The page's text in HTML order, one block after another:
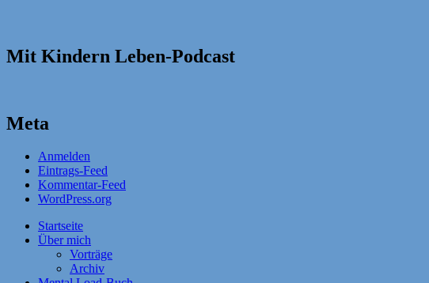
Mit Kindern Leben-Podcast
Meta
Anmelden
Eintrags-Feed
Kommentar-Feed
WordPress.org
Startseite
Über mich
Vorträge
Archiv